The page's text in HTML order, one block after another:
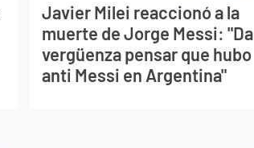
Javier Milei reaccionó a la
muerte de Jorge Messi: "Da
vergüenza pensar que hubo
anti Messi en Argentina"